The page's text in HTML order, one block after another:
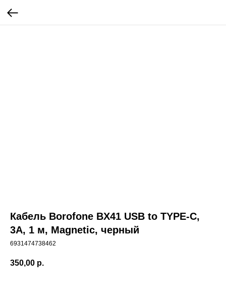
Кабель Borofone BX41 USB to TYPE-C,
3A, 1 м, Magnetic, черный
6931474738462
350,00 р.